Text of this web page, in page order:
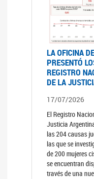
LA OFICINA
PRESENTÓ
REGISTRO
DE LA
17/07/2026
El Registro
Justicia
las 204 causas
las que se
de 200 mujeres
se encuentran
través de una